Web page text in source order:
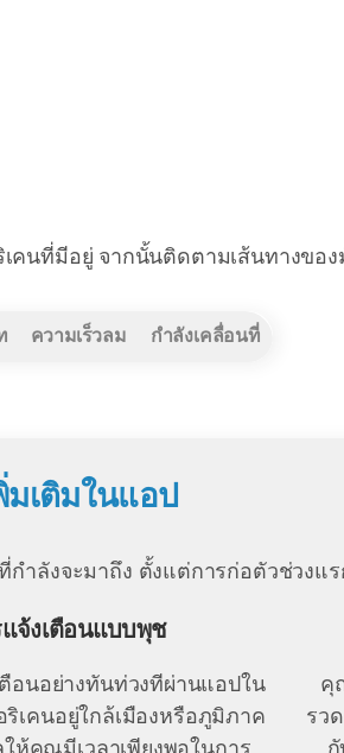
คนที่มีอยู่ จากนั้นติดตามเส้นทางขอ
ความเร็วลม กำลังเคลื่อนที่
มเติมในแอป
ำลังจะมาถึง ตั้งแต่การก่อตัวช่วงแ
จ้งเตือนแบบพุช
ตือนอย่างทันท่วงทีผ่านแอปใน
เคนอยู่ใกล้เมืองหรือภูมิภาค
คุ
รว